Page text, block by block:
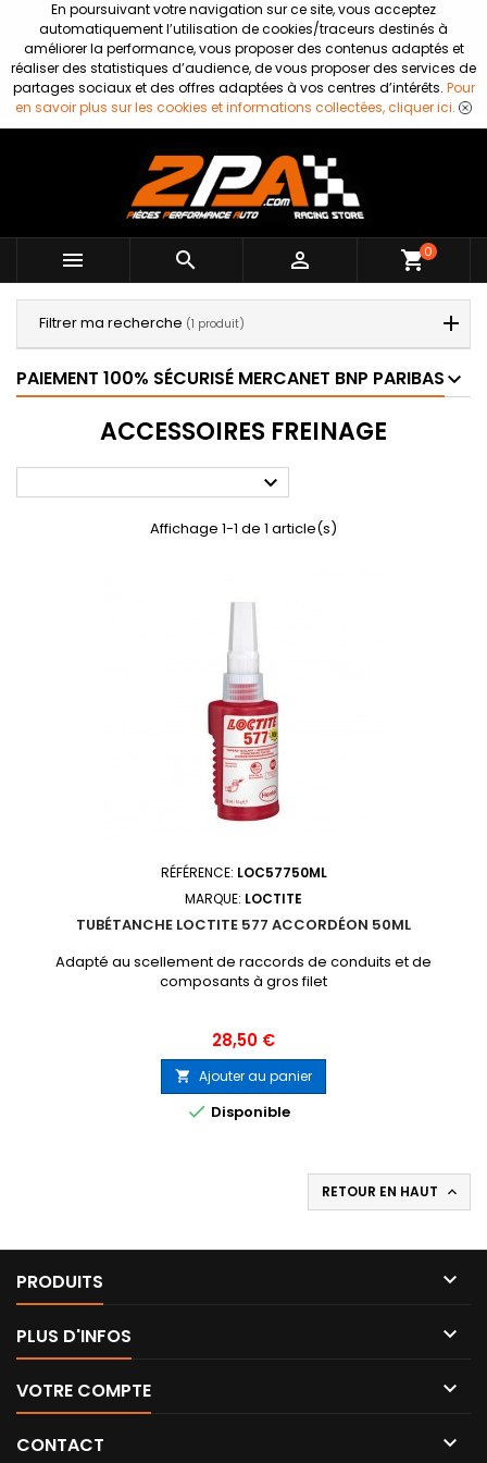
En poursuivant votre navigation sur ce site, vous acceptez
automatiquement l’utilisation de cookies/traceurs destinés à
améliorer la performance, vous proposer des contenus adaptés et
réaliser des statistiques d’audience, de vous proposer des services de
partages sociaux et des offres adaptées à vos centres d’intérêts. Pour
en savoir plus sur les cookies et informations collectées, cliquer ici.
   shopping_cart0
Filtrer ma recherche (1 produit)
PAIEMENT 100% SÉCURISÉ MERCANET BNP PARIBAS
ACCESSOIRES FREINAGE

Affichage 1-1 de 1 article(s)
RÉFÉRENCE: LOC57750ML
MARQUE: LOCTITE
TUBÉTANCHE LOCTITE 577 ACCORDÉON 50ML
Adapté au scellement de raccords de conduits et de
composants à gros filet
Prix
28,50 €
 Ajouter au panier
 Disponible
RETOUR EN HAUT 
PRODUITS 
PLUS D'INFOS 
VOTRE COMPTE 
CONTACT 